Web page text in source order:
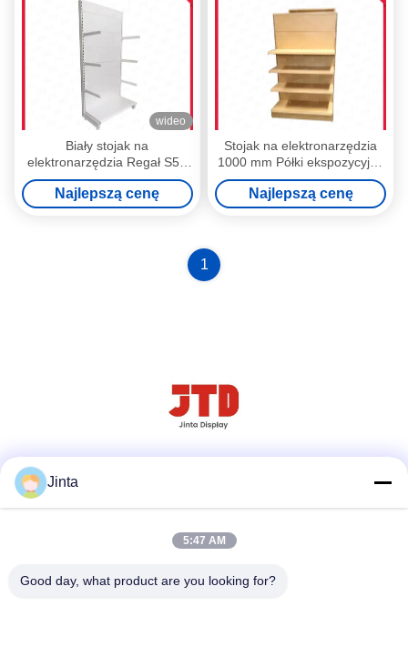
wideo
Biały stojak na
elektronarzędzia Regał S50
Regały handlowe o dużej
wytrzymałości
Najlepszą cenę
Stojak na elektronarzędzia
1000 mm Półki ekspozycyjne
o dużej wytrzymałości 1800
mm
Najlepszą cenę
1
Jinta
5:47 AM
Good day, what product are you looking for?